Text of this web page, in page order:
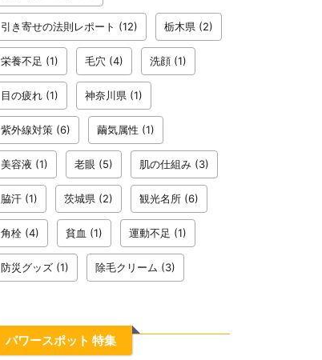
引き寄せの法則レポート (12) 栃木県 (2)
栄養不足 (1) 毛穴 (4) 洗顔 (1)
目の疲れ (1) 神奈川県 (1)
紫外線対策 (6) 繭気属性 (1)
美容液 (1) 老眼 (5) 肌の仕組み (3)
脇汗 (1) 茨城県 (2) 観光名所 (6)
角栓 (4) 貧血 (1) 運動不足 (1)
防災グッズ (1) 除毛クリーム (3)
パワースポット 特集